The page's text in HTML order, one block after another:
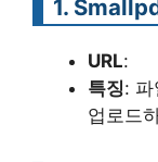
1.
URL:
특징: 파
업로드